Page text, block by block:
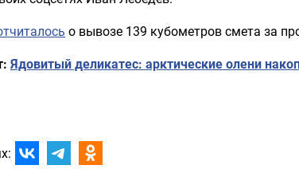
о вывозе 139 кубометров смета за
Ядовитый деликатес: арктические олени